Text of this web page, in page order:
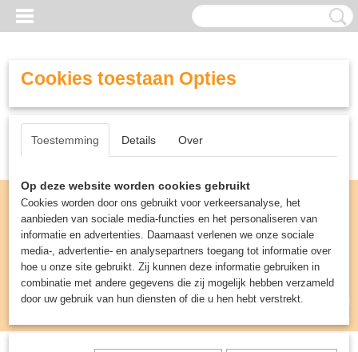
Inloggen Registreren
UW WINKELWAGEN
(0)
Cookies toestaan Opties
Toestemming Details Over
Op deze website worden cookies gebruikt
Cookies worden door ons gebruikt voor verkeersanalyse, het
aanbieden van sociale media-functies en het personaliseren van
informatie en advertenties. Daarnaast verlenen we onze sociale
media-, advertentie- en analysepartners toegang tot informatie over
hoe u onze site gebruikt. Zij kunnen deze informatie gebruiken in
combinatie met andere gegevens die zij mogelijk hebben verzameld
door uw gebruik van hun diensten of die u hen hebt verstrekt.